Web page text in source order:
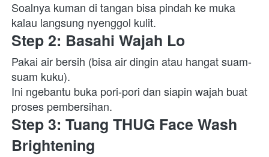
Soalnya kuman di tangan bisa pindah ke muka
kalau langsung nyenggol kulit.
Step 2: Basahi Wajah Lo
Pakai air bersih (bisa air dingin atau hangat suam-
suam kuku).
Ini ngebantu buka pori-pori dan siapin wajah buat
proses pembersihan.
Step 3: Tuang THUG Face Wash
Brightening